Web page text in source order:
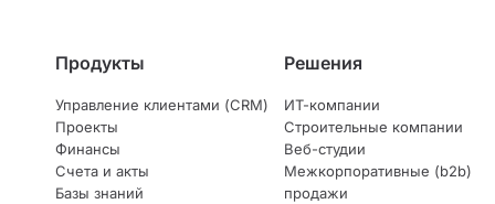
Продукты
Управление клиентами (CRM)
Проекты
Финансы
Счета и акты
Базы знаний
Решения
ИТ-компании
Строительные компании
Веб-студии
Межкорпоративные (b2b)
продажи